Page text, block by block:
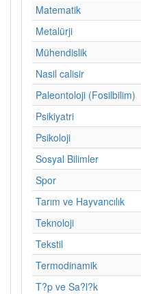
Matematik
Metalürji
Mühendislik
Nasil calisir
Paleontoloji (Fosilbilim)
Psikiyatri
Psikoloji
Sosyal Bilimler
Spor
Tarım ve Hayvancılık
Teknoloji
Tekstil
Termodinamik
T?p ve Sa?l?k